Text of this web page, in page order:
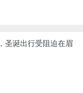
圣诞出行受阻迫在眉